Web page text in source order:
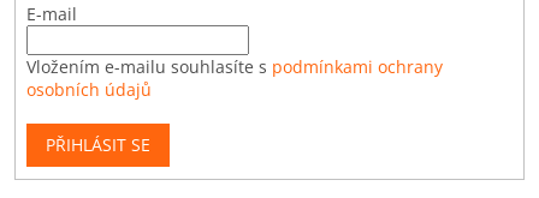
E-mail
Vložením e-mailu souhlasíte s podmínkami ochrany
osobních údajů
PŘIHLÁSIT SE